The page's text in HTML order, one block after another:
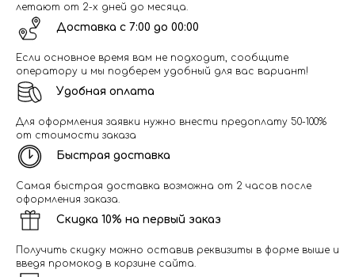
летают от 2-х дней до месяца.
Доставка с 7:00 до 00:00
Если основное время вам не подходит, сообщите
оператору и мы подберем удобный для вас вариант!
Удобная оплата
Для оформления заявки нужно внести предоплату 50-100%
от стоимости заказа
Быстрая доставка
Самая быстрая доставка возможна от 2 часов после
оформления заказа.
Скидка 10% на первый заказ
Получить скидку можно оставив реквизиты в форме выше и
введя промокод в корзине сайта.